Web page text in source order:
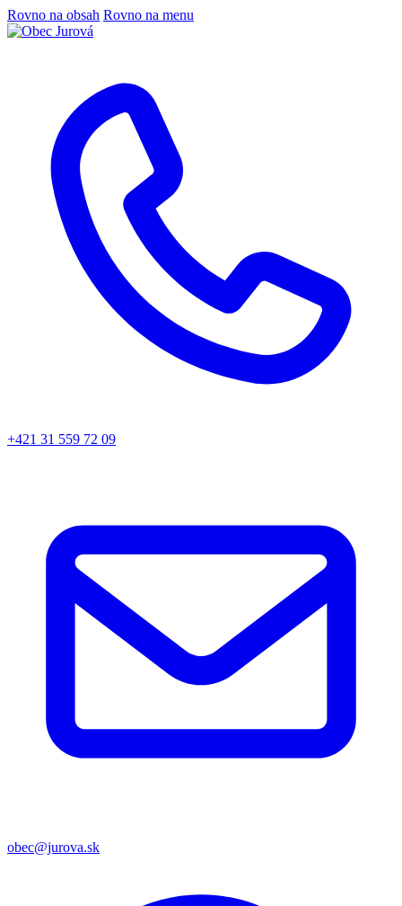
Rovno na obsah Rovno na menu
+421 31 559 72 09
obec@jurova.sk